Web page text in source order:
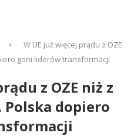
W UE już więcej prądu z OZE
goni liderów transformacji
z OZE niż z
dopiero